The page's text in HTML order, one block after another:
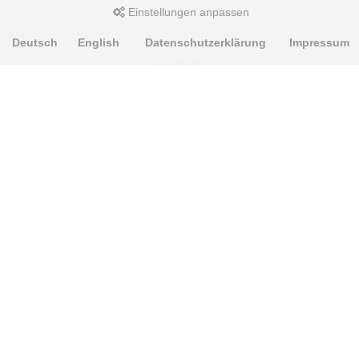
Einstellungen anpassen
Deutsch English Datenschutzerklärung Impressum